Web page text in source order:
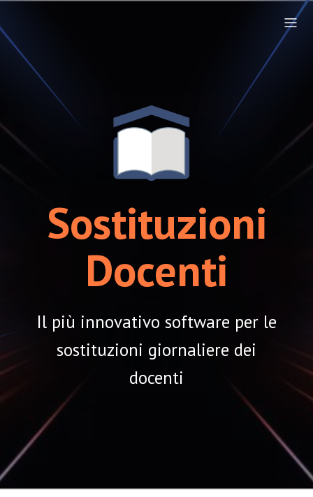
Sostituzioni
Docenti
Il più innovativo software per le
sostituzioni giornaliere dei
docenti